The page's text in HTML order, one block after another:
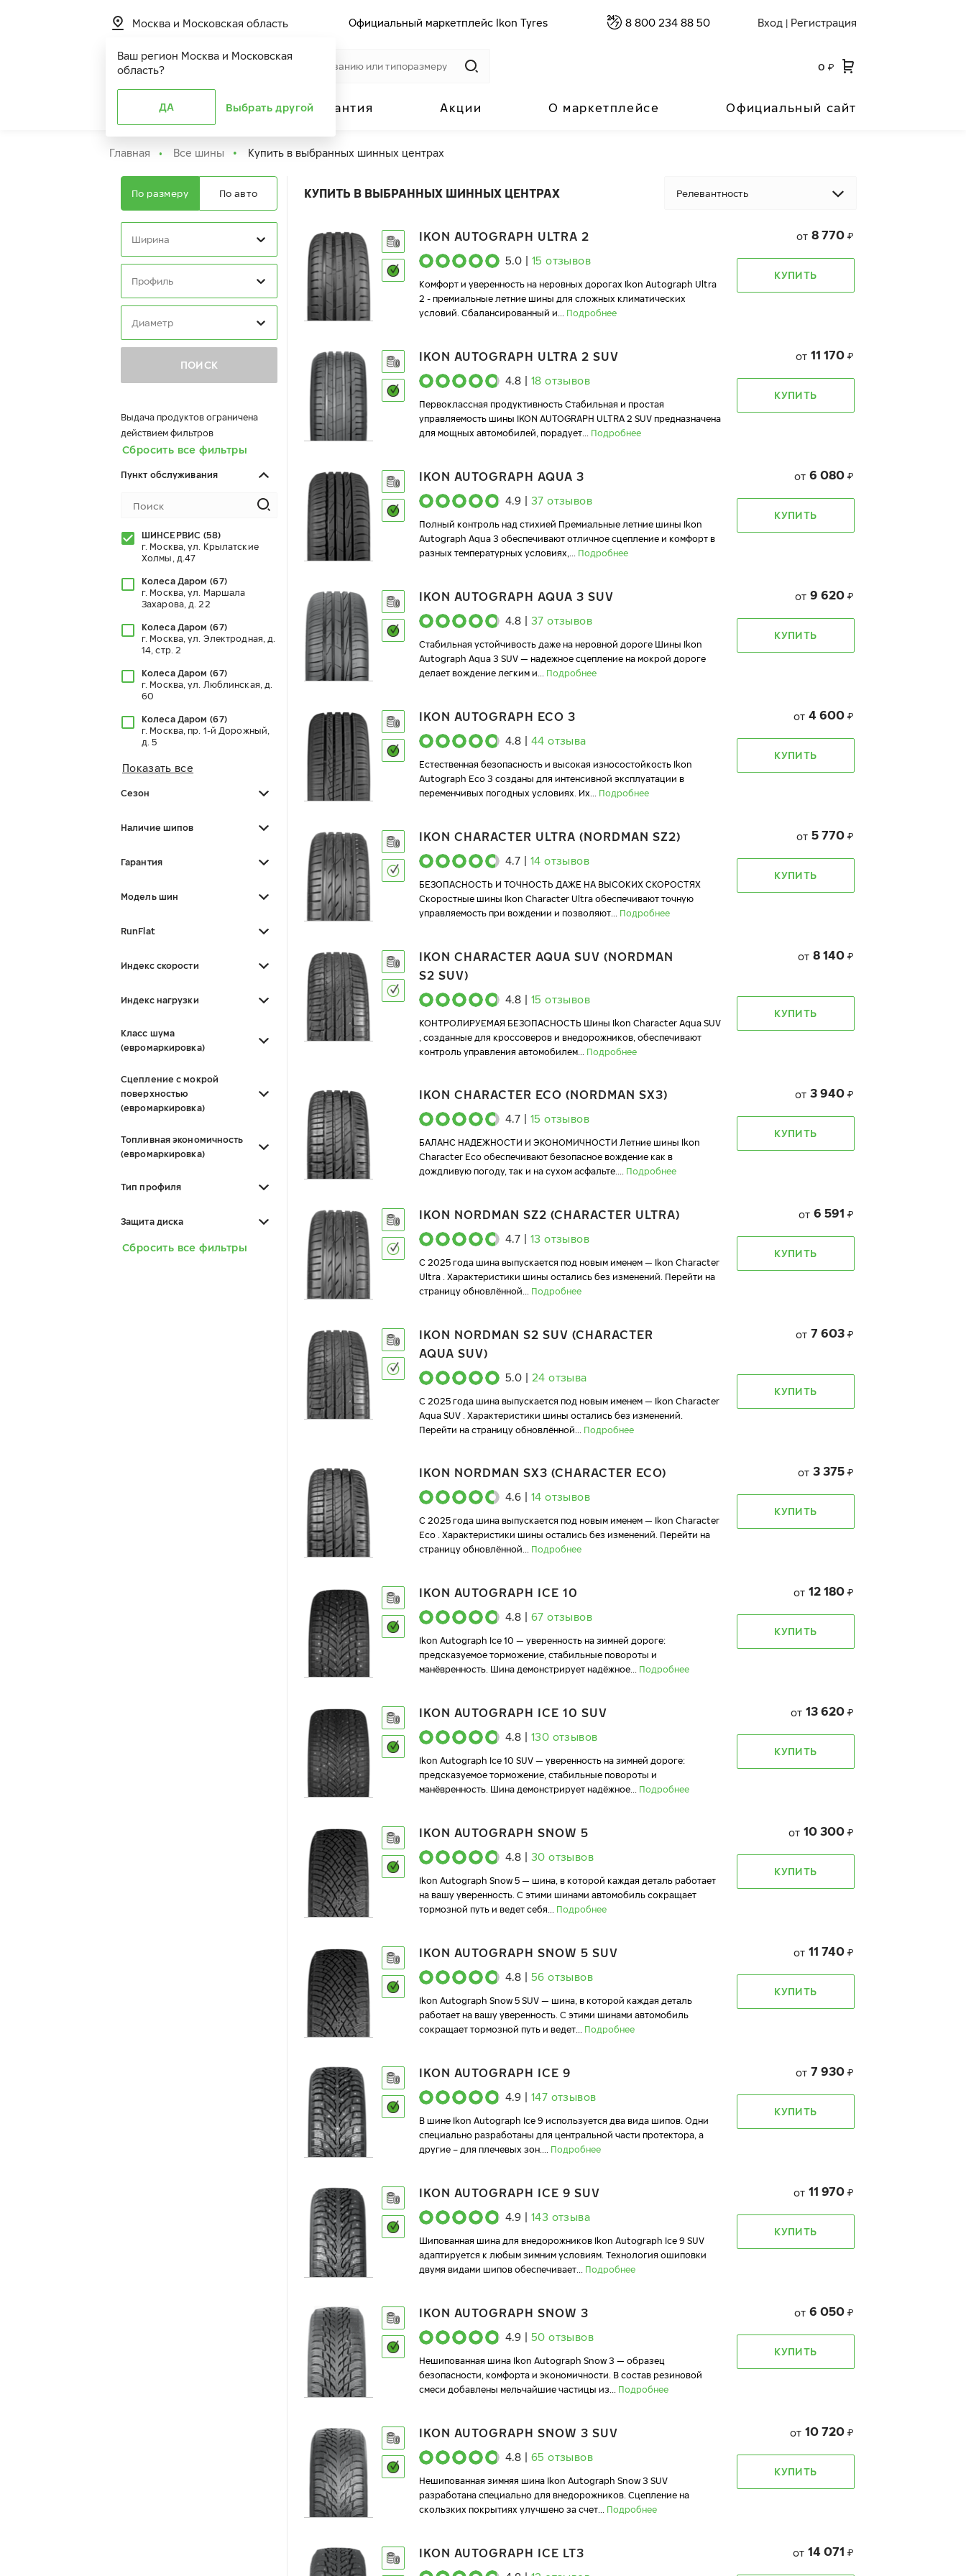
Ваш регион Москва и Московская
область?
ДА Выбрать другой
Москва и Московская область Официальный маркетплейс Ikon Tyres 8 800 234 88 50 Вход Регистрация
0 ₽
Расширенная гарантия Акции О маркетплейсе Официальный сайт
Главная Все шины Купить в выбранных шинных центрах
По размеру По авто
Ширина
Профиль
Диаметр
ПОИСК
Выдача продуктов ограничена
действием фильтров
Сбросить все фильтры
Пункт обслуживания
ШИНСЕРВИС (58)
г. Москва, ул. Крылатские
Холмы, д.47
Колеса Даром (67)
г. Москва, ул. Маршала
Захарова, д. 22
Колеса Даром (67)
г. Москва, ул. Электродная, д.
14, стр. 2
Колеса Даром (67)
г. Москва, ул. Люблинская, д.
60
Колеса Даром (67)
г. Москва, пр. 1-й Дорожный,
д. 5
Показать все
Сезон
Наличие шипов
Гарантия
Модель шин
RunFlat
Индекс скорости
Индекс нагрузки
Класс шума
(евромаркировка)
Сцепление с мокрой
поверхностью
(евромаркировка)
Топливная экономичность
(евромаркировка)
Тип профиля
Защита диска
Сбросить все фильтры
КУПИТЬ В ВЫБРАННЫХ ШИННЫХ ЦЕНТРАХ Релевантность
IKON AUTOGRAPH ULTRA 2
5.0 15 отзывов
Комфорт и уверенность на неровных дорогах Ikon Autograph Ultra
2 - премиальные летние шины для сложных климатических
условий. Сбалансированный и... Подробнее
от 8 770 ₽
КУПИТЬ
IKON AUTOGRAPH ULTRA 2 SUV
4.8 18 отзывов
Первоклассная продуктивность Стабильная и простая
управляемость шины IKON AUTOGRAPH ULTRA 2 SUV предназначена
для мощных автомобилей, порадует... Подробнее
от 11 170 ₽
КУПИТЬ
IKON AUTOGRAPH AQUA 3
4.9 37 отзывов
Полный контроль над стихией Премиальные летние шины Ikon
Autograph Aqua 3 обеспечивают отличное сцепление и комфорт в
разных температурных условиях,... Подробнее
от 6 080 ₽
КУПИТЬ
IKON AUTOGRAPH AQUA 3 SUV
4.8 37 отзывов
Стабильная устойчивость даже на неровной дороге Шины Ikon
Autograph Aqua 3 SUV — надежное сцепление на мокрой дороге
делает вождение легким и... Подробнее
от 9 620 ₽
КУПИТЬ
IKON AUTOGRAPH ECO 3
4.8 44 отзыва
Естественная безопасность и высокая износостойкость Ikon
Autograph Eco 3 созданы для интенсивной эксплуатации в
переменчивых погодных условиях. Их... Подробнее
от 4 600 ₽
КУПИТЬ
IKON CHARACTER ULTRA (NORDMAN SZ2)
4.7 14 отзывов
БЕЗОПАСНОСТЬ И ТОЧНОСТЬ ДАЖЕ НА ВЫСОКИХ СКОРОСТЯХ
Скоростные шины Ikon Character Ultra обеспечивают точную
управляемость при вождении и позволяют... Подробнее
от 5 770 ₽
КУПИТЬ
IKON CHARACTER AQUA SUV (NORDMAN
S2 SUV)
4.8 15 отзывов
КОНТРОЛИРУЕМАЯ БЕЗОПАСНОСТЬ Шины Ikon Character Aqua SUV
, созданные для кроссоверов и внедорожников, обеспечивают
контроль управления автомобилем... Подробнее
от 8 140 ₽
КУПИТЬ
IKON CHARACTER ECO (NORDMAN SX3)
4.7 15 отзывов
БАЛАНС НАДЕЖНОСТИ И ЭКОНОМИЧНОСТИ Летние шины Ikon
Character Eco обеспечивают безопасное вождение как в
дождливую погоду, так и на сухом асфальте.... Подробнее
от 3 940 ₽
КУПИТЬ
IKON NORDMAN SZ2 (CHARACTER ULTRA)
4.7 13 отзывов
C 2025 года шина выпускается под новым именем — Ikon Character
Ultra . Характеристики шины остались без изменений. Перейти на
страницу обновлённой... Подробнее
от 6 591 ₽
КУПИТЬ
IKON NORDMAN S2 SUV (CHARACTER
AQUA SUV)
5.0 24 отзыва
C 2025 года шина выпускается под новым именем — Ikon Character
Aqua SUV . Характеристики шины остались без изменений.
Перейти на страницу обновлённой... Подробнее
от 7 603 ₽
КУПИТЬ
IKON NORDMAN SX3 (CHARACTER ECO)
4.6 14 отзывов
C 2025 года шина выпускается под новым именем — Ikon Character
Eco . Характеристики шины остались без изменений. Перейти на
страницу обновлённой... Подробнее
от 3 375 ₽
КУПИТЬ
IKON AUTOGRAPH ICE 10
4.8 67 отзывов
Ikon Autograph Ice 10 — уверенность на зимней дороге:
предсказуемое торможение, стабильные повороты и
манёвренность. Шина демонстрирует надёжное... Подробнее
от 12 180 ₽
КУПИТЬ
IKON AUTOGRAPH ICE 10 SUV
4.8 130 отзывов
Ikon Autograph Ice 10 SUV — уверенность на зимней дороге:
предсказуемое торможение, стабильные повороты и
манёвренность. Шина демонстрирует надёжное... Подробнее
от 13 620 ₽
КУПИТЬ
IKON AUTOGRAPH SNOW 5
4.8 30 отзывов
Ikon Autograph Snow 5 — шина, в которой каждая деталь работает
на вашу уверенность. С этими шинами автомобиль сокращает
тормозной путь и ведет себя... Подробнее
от 10 300 ₽
КУПИТЬ
IKON AUTOGRAPH SNOW 5 SUV
4.8 56 отзывов
Ikon Autograph Snow 5 SUV — шина, в которой каждая деталь
работает на вашу уверенность. С этими шинами автомобиль
сокращает тормозной путь и ведет... Подробнее
от 11 740 ₽
КУПИТЬ
IKON AUTOGRAPH ICE 9
4.9 147 отзывов
В шине Ikon Autograph Ice 9 используется два вида шипов. Одни
специально разработаны для центральной части протектора, а
другие – для плечевых зон.... Подробнее
от 7 930 ₽
КУПИТЬ
IKON AUTOGRAPH ICE 9 SUV
4.9 143 отзыва
Шипованная шина для внедорожников Ikon Autograph Ice 9 SUV
адаптируется к любым зимним условиям. Технология ошиповки
двумя видами шипов обеспечивает... Подробнее
от 11 970 ₽
КУПИТЬ
IKON AUTOGRAPH SNOW 3
4.9 50 отзывов
Нешипованная шина Ikon Autograph Snow 3 — образец
безопасности, комфорта и экономичности. В состав резиновой
смеси добавлены мельчайшие частицы из... Подробнее
от 6 050 ₽
КУПИТЬ
IKON AUTOGRAPH SNOW 3 SUV
4.8 65 отзывов
Нешипованная зимняя шина Ikon Autograph Snow 3 SUV
разработана специально для внедорожников. Сцепление на
скользких покрытиях улучшено за счет... Подробнее
от 10 720 ₽
КУПИТЬ
IKON AUTOGRAPH ICE LT3 от 14 071 ₽